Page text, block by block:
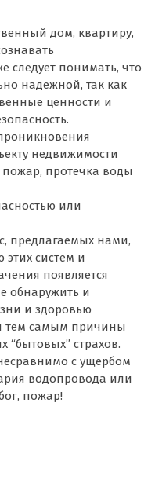
дом, квартиру,
следует понимать, что
надежной, так как
ценности и
недвижимости
протечка воды
или
предлагаемых нами,
систем и
появляется
обнаружить и
и здоровью
тем самым причины
страхов.
с ущербом
водопровода или
пожар!